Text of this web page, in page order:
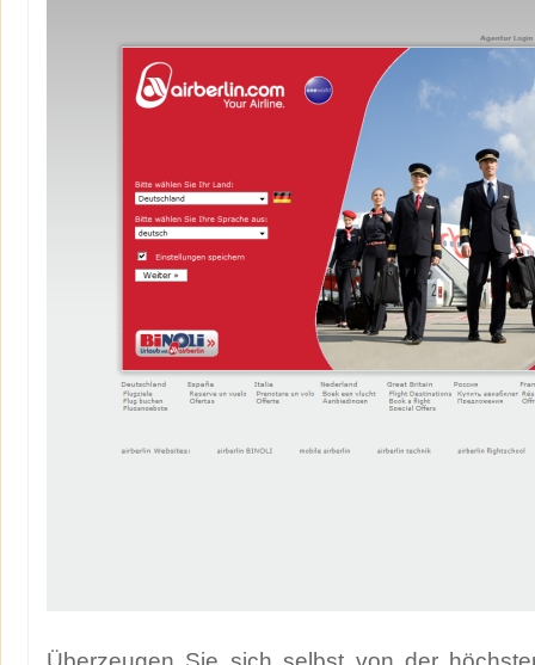
Überzeugen Sie sich selbst von der